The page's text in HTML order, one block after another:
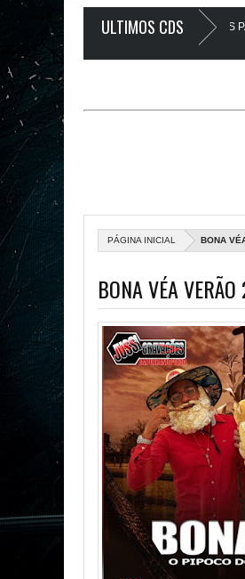
ULTIMOS CDS
BEATS PAREDÃO 17.0 - A PLAYLIST DOS
THEUZINHO A Favela Ta Gostosa 5.0 -
PÁGINA INICIAL BONA
BONA VÉA